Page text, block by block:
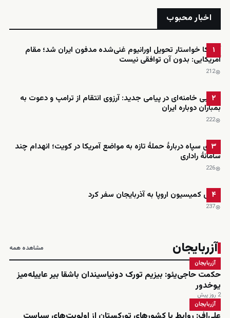
اخبار محبوب
۱
آمریکا خواستار تحویل اورانیوم غنی‌شده مدفون ایران شد؛ مقام
آمریکایی: بدون آن توافقی نیست
212
۲
مجتبی خامنه‌ای در پیامی جدید: آرزوی انتقام از ترامپ و دعوت به
بمباران دوباره ایران
222
۳
ادعای سپاه دربارهٔ حملهٔ تازه به مواضع آمریکا در کویت؛ انهدام چند
سامانهٔ راداری
226
۴
رئیس کمیسیون اروپا به آذربایجان سفر کرد
237
آزربایجان مشاهده همه
آزربایجان
حکمت حاجی‌یئو: بیزیم تورک دونیاسیندان باشقا بیر عاییله‌میز
یوخدور
2 روز پیش
آزربایجان